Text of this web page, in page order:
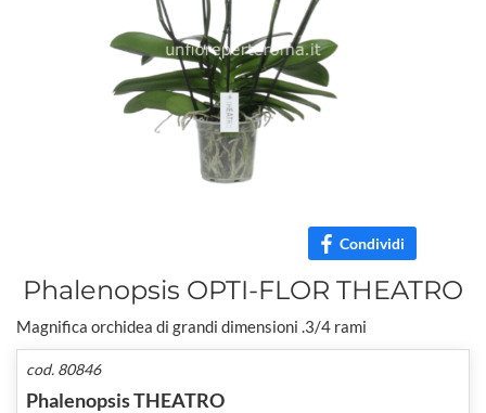
Condividi
Phalenopsis OPTI-FLOR THEATRO
Magnifica orchidea di grandi dimensioni .3/4 rami
cod. 80846
Phalenopsis THEATRO